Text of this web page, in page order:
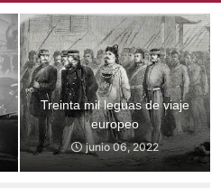
Caminando a la escuela
(2009)
agosto 06, 2021